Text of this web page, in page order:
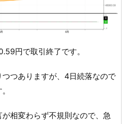
円で取引終了です。
つありますが、4日続落なので
相変わらず不規則なので、急